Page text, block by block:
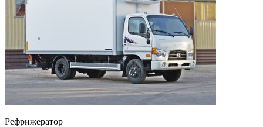
Рефрижератор